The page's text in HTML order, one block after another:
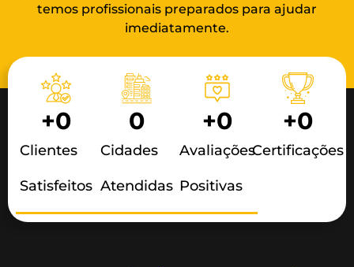
temos profissionais preparados para ajudar
imediatamente.
Clientes
Satisfeitos
+0
Cidades
Atendidas
0
Avaliações
Positivas
+0
Certificações
+0